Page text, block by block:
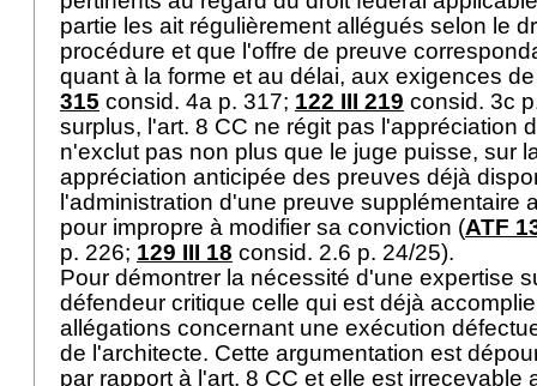
partie les ait régulièrement allégués selon le
procédure et que l'offre de preuve
quant à la forme et au délai, aux exigences
315 consid. 4a p. 317; 122 III 219 consid. 3c
surplus, l'art. 8 CC ne régit pas l'appréciation
n'exclut pas non plus que le juge puisse, sur
appréciation anticipée des preuves déjà
l'administration d'une preuve supplémentaire
pour impropre à modifier sa conviction (ATF
p. 226; 129 III 18 consid. 2.6 p. 24/25).
Pour démontrer la nécessité d'une expertise
défendeur critique celle qui est déjà
allégations concernant une exécution
de l'architecte. Cette argumentation est
par rapport à l'art. 8 CC et elle est irrecevable